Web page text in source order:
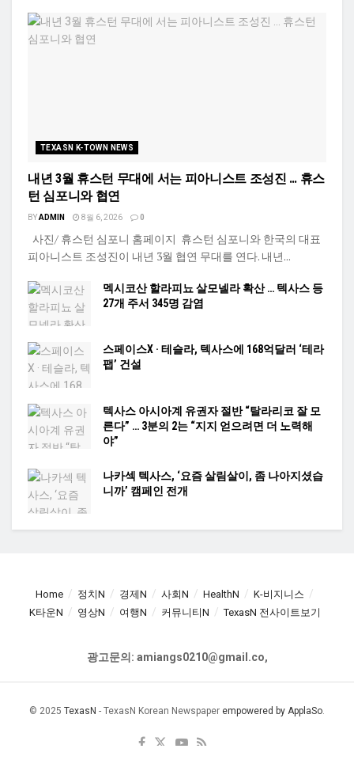
TEXASN K-TOWN NEWS
내년 3월 휴스턴 무대에 서는 피아니스트 조성진 … 휴스
턴 심포니와 협연
BYADMIN 8월 6, 2026 0
사진/ 휴스턴 심포니 홈페이지 휴스턴 심포니와 한국의 대표
피아니스트 조성진이 내년 3월 협연 무대를 연다. 내년...
멕시코산 할라피뇨 살모넬라 확산 … 텍사스 등
27개 주서 345명 감염
스페이스X · 테슬라, 텍사스에 168억달러 ‘테라
팹’ 건설
텍사스 아시아계 유권자 절반 “탈라리코 잘 모
른다” … 3분의 2는 “지지 얻으려면 더 노력해
야”
나카섹 텍사스, ‘요즘 살림살이, 좀 나아지셨습
니까’ 캠페인 전개
Home 정치N 경제N 사회N HealthN
K-비지니스
K타운N
영상N 여행N 커뮤니티N TexasN 전사이트보기
광고문의: amiangs0210@gmail.co,
© 2025 TexasN - TexasN Korean Newspaper empowered by ApplaSo